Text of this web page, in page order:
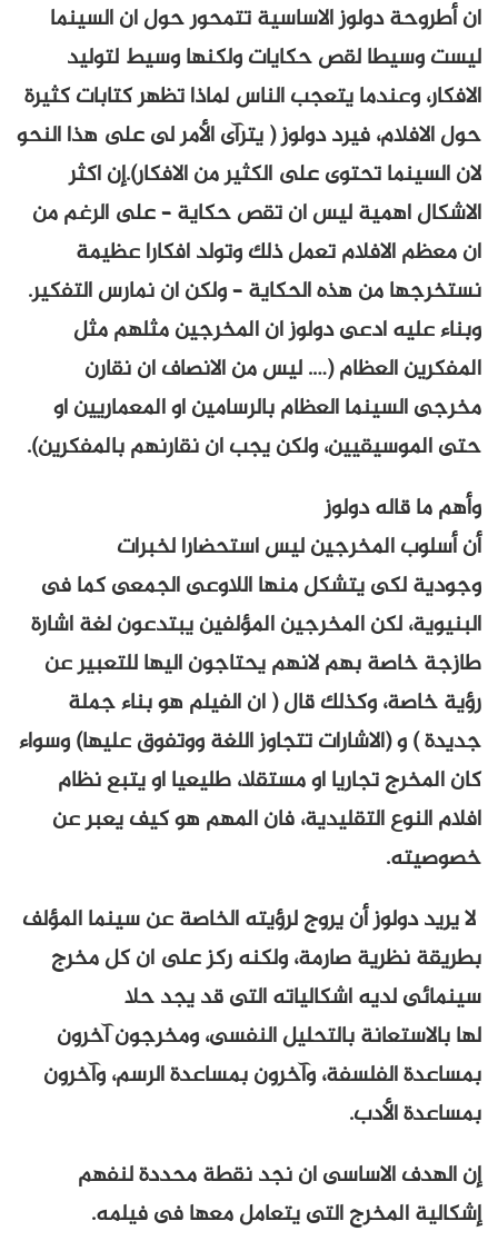
ان أطروحة دولوز الاساسية تتمحور حول ان السينما
ليست وسيطا لقص حكايات ولكنها وسيط لتوليد
الافكار، وعندما يتعجب الناس لماذا تظهر كتابات كثيرة
حول الافلام، فيرد دولوز ( يترآى الأمر لى على هذا النحو
لان السينما تحتوى على الكثير من الافكار).إن اكثر
الاشكال اهمية ليس ان تقص حكاية – على الرغم من
ان معظم الافلام تعمل ذلك وتولد افكارا عظيمة
نستخرجها من هذه الحكاية – ولكن ان نمارس التفكير.
وبناء عليه ادعى دولوز ان المخرجين مثلهم مثل
المفكرين العظام (…. ليس من الانصاف ان نقارن
مخرجى السينما العظام بالرسامين او المعماريين او
حتى الموسيقيين، ولكن يجب ان نقارنهم بالمفكرين).
وأهم ما قاله دولوز
أن أسلوب المخرجين ليس استحضارا لخبرات
وجودية لكى يتشكل منها اللاوعى الجمعى كما فى
البنيوية، لكن المخرجين المؤلفين يبتدعون لغة اشارة
طازجة خاصة بهم لانهم يحتاجون اليها للتعبير عن
رؤية خاصة، وكذلك قال ( ان الفيلم هو بناء جملة
جديدة ) و (الاشارات تتجاوز اللغة ووتفوق عليها) وسواء
كان المخرج تجاريا او مستقلا، طليعيا او يتبع نظام
افلام النوع التقليدية، فان المهم هو كيف يعبر عن
خصوصيته.
لا يريد دولوز أن يروج لرؤيته الخاصة عن سينما المؤلف
بطريقة نظرية صارمة، ولكنه ركز على ان كل مخرج
سينمائى لديه اشكالياته التى قد يجد حلا
لها بالاستعانة بالتحليل النفسى، ومخرجون آخرون
بمساعدة الفلسفة، وآخرون بمساعدة الرسم، وآخرون
بمساعدة الأدب.
إن الهدف الاساسى ان نجد نقطة محددة لنفهم
إشكالية المخرج التى يتعامل معها فى فيلمه.